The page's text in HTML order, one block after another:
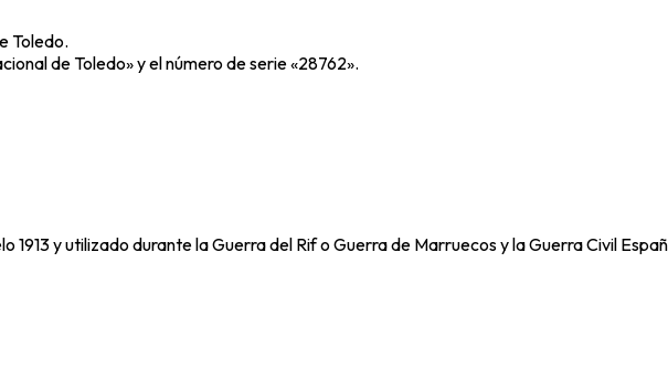
Toledo.
de Toledo» y el número de serie «28762».
1913 y utilizado durante la Guerra del Rif o Guerra de Marruecos y la Guerra Civil